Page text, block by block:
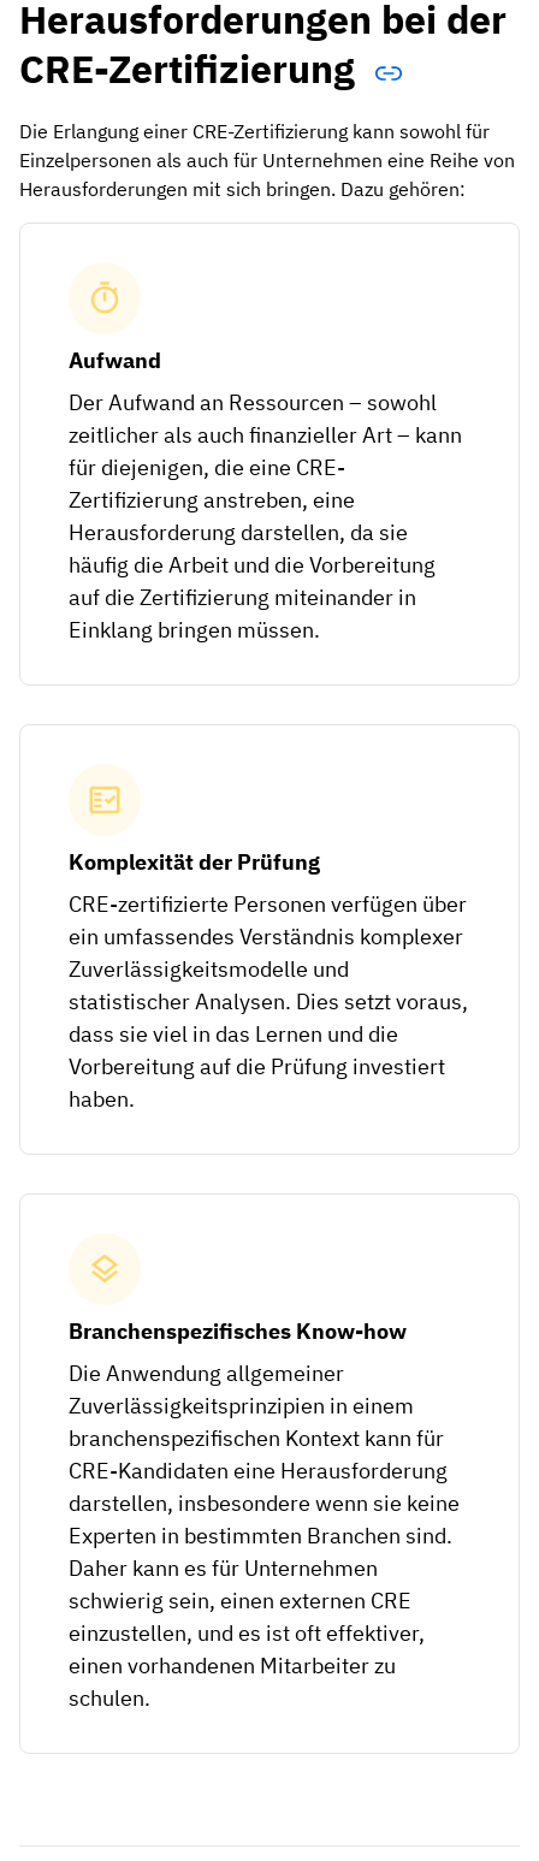
Herausforderungen bei der
CRE-Zertifizierung
Die Erlangung einer CRE-Zertifizierung kann sowohl für
Einzelpersonen als auch für Unternehmen eine Reihe von
Herausforderungen mit sich bringen. Dazu gehören:
Aufwand
Der Aufwand an Ressourcen – sowohl
zeitlicher als auch finanzieller Art – kann
für diejenigen, die eine CRE-
Zertifizierung anstreben, eine
Herausforderung darstellen, da sie
häufig die Arbeit und die Vorbereitung
auf die Zertifizierung miteinander in
Einklang bringen müssen.
Komplexität der Prüfung
CRE-zertifizierte Personen verfügen über
ein umfassendes Verständnis komplexer
Zuverlässigkeitsmodelle und
statistischer Analysen. Dies setzt voraus,
dass sie viel in das Lernen und die
Vorbereitung auf die Prüfung investiert
haben.
Branchenspezifisches Know-how
Die Anwendung allgemeiner
Zuverlässigkeitsprinzipien in einem
branchenspezifischen Kontext kann für
CRE-Kandidaten eine Herausforderung
darstellen, insbesondere wenn sie keine
Experten in bestimmten Branchen sind.
Daher kann es für Unternehmen
schwierig sein, einen externen CRE
einzustellen, und es ist oft effektiver,
einen vorhandenen Mitarbeiter zu
schulen.